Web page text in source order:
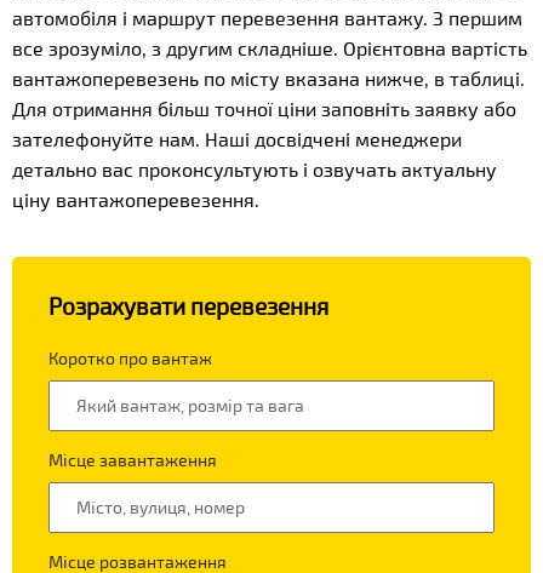
автомобіля і маршрут перевезення вантажу. З першим
все зрозуміло, з другим складніше. Орієнтовна вартість
вантажоперевезень по місту вказана нижче, в таблиці.
Для отримання більш точної ціни заповніть заявку або
зателефонуйте нам. Наші досвідчені менеджери
детально вас проконсультують і озвучать актуальну
ціну вантажоперевезення.
Розрахувати перевезення
Коротко про вантаж
Місце завантаження
Місце розвантаження